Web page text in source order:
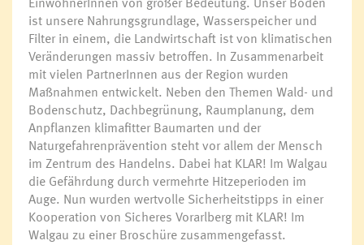
ist unsere Nahrungsgrundlage, Wasserspeicher und
Filter in einem, die Landwirtschaft ist von klimatischen
Veränderungen massiv betroffen. In Zusammenarbeit
mit vielen PartnerInnen aus der Region wurden
Maßnahmen entwickelt. Neben den Themen Wald- und
Bodenschutz, Dachbegrünung, Raumplanung, dem
Anpflanzen klimafitter Baumarten und der
Naturgefahrenprävention steht vor allem der Mensch
im Zentrum des Handelns. Dabei hat KLAR! Im Walgau
die Gefährdung durch vermehrte Hitzeperioden im
Auge. Nun wurden wertvolle Sicherheitstipps in einer
Kooperation von Sicheres Vorarlberg mit KLAR! Im
Walgau zu einer Broschüre zusammengefasst.